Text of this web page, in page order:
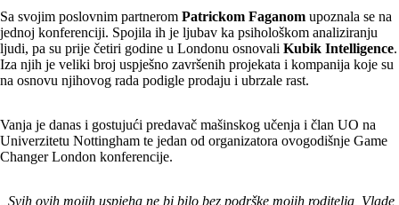
Sa svojim poslovnim partnerom Patrickom Faganom upoznala se na
jednoj konferenciji. Spojila ih je ljubav ka psihološkom analiziranju
ljudi, pa su prije četiri godine u Londonu osnovali Kubik Intelligence.
Iza njih je veliki broj uspješno završenih projekata i kompanija koje su
na osnovu njihovog rada podigle prodaju i ubrzale rast.
Vanja je danas i gostujući predavač mašinskog učenja i član UO na
Univerzitetu Nottingham te jedan od organizatora ovogodišnje Game
Changer London konferencije.
„Svih ovih mojih uspjeha ne bi bilo bez podrške mojih roditelja, Vlade